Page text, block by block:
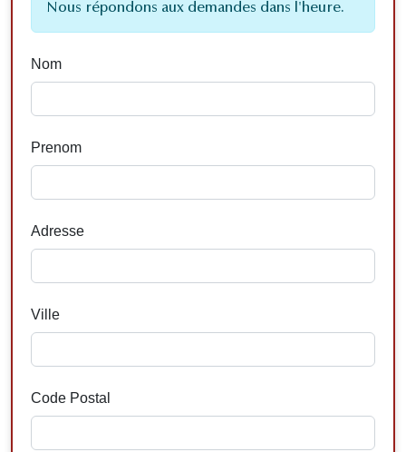
Nous répondons aux demandes dans l'heure.
Nom
Prenom
Adresse
Ville
Code Postal